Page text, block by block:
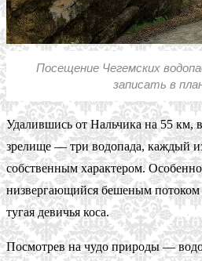
Посещение Чегемских
записать в
Удалившись от Нальчика на 55 км,
зрелище — три водопада, каждый
собственным характером.
низвергающийся бешеным
тугая девичья коса.
Посмотрев на чудо природы —